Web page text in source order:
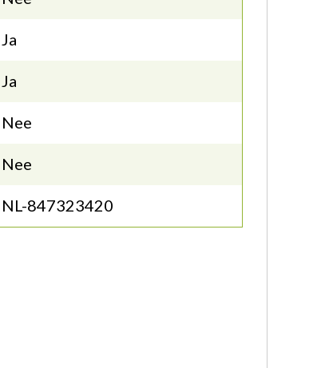
Ja
Ja
Nee
Nee
NL-847323420